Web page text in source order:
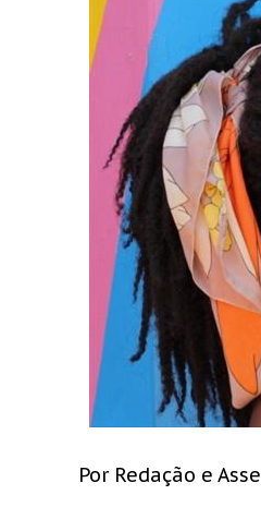
Por Redação e